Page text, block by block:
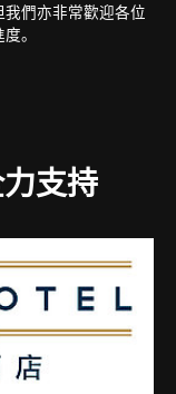
們亦非常歡迎各位
度。
支持